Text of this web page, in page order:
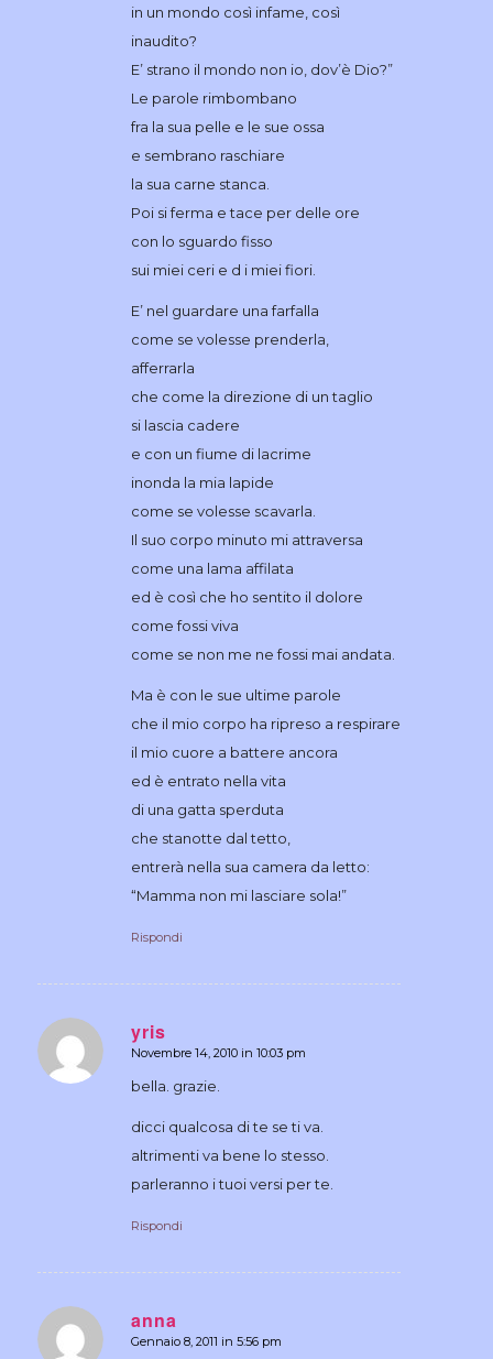
in un mondo così infame, così
inaudito?
E’ strano il mondo non io, dov’è Dio?”
Le parole rimbombano
fra la sua pelle e le sue ossa
e sembrano raschiare
la sua carne stanca.
Poi si ferma e tace per delle ore
con lo sguardo fisso
sui miei ceri e d i miei fiori.
E’ nel guardare una farfalla
come se volesse prenderla,
afferrarla
che come la direzione di un taglio
si lascia cadere
e con un fiume di lacrime
inonda la mia lapide
come se volesse scavarla.
Il suo corpo minuto mi attraversa
come una lama affilata
ed è così che ho sentito il dolore
come fossi viva
come se non me ne fossi mai andata.
Ma è con le sue ultime parole
che il mio corpo ha ripreso a respirare
il mio cuore a battere ancora
ed è entrato nella vita
di una gatta sperduta
che stanotte dal tetto,
entrerà nella sua camera da letto:
“Mamma non mi lasciare sola!”
Rispondi
yris
dice:
Novembre 14, 2010 in 10:03 pm
bella. grazie.
dicci qualcosa di te se ti va.
altrimenti va bene lo stesso.
parleranno i tuoi versi per te.
Rispondi
anna
dice:
Gennaio 8, 2011 in 5:56 pm